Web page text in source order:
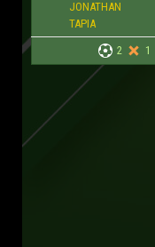
JONATHAN
TAPIA
2
1